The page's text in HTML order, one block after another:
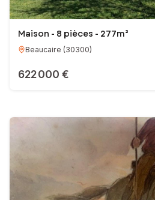
Maison - 8 pièces - 277m²
Beaucaire (30300)
622 000 €